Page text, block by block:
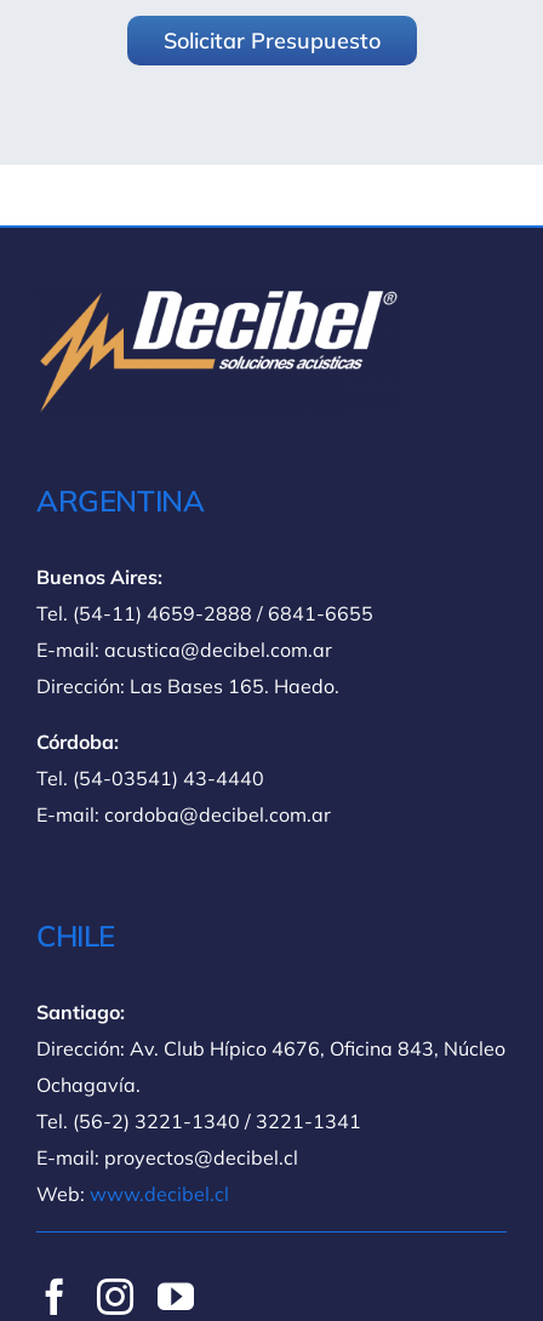
Solicitar Presupuesto
ARGENTINA
Buenos Aires:
Tel. (54-11) 4659-2888 / 6841-6655
E-mail: acustica@decibel.com.ar
Dirección: Las Bases 165. Haedo.
Córdoba:
Tel. (54-03541) 43-4440
E-mail: cordoba@decibel.com.ar
CHILE
Santiago:
Dirección: Av. Club Hípico 4676, Oficina 843, Núcleo
Ochagavía.
Tel. (56-2) 3221-1340 / 3221-1341
E-mail: proyectos@decibel.cl
Web: www.decibel.cl